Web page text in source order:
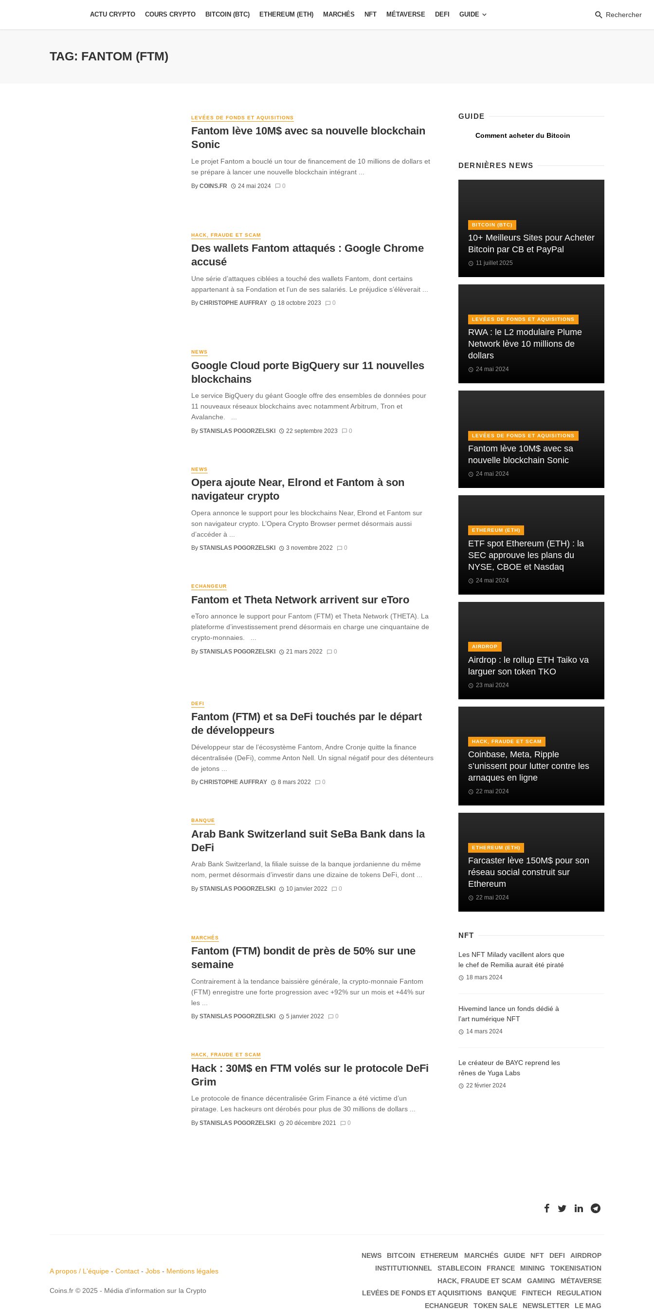
ACTU CRYPTO COURS CRYPTO BITCOIN (BTC) ETHEREUM (ETH) MARCHÉS NFT MÉTAVERSE DEFI GUIDE Rechercher
TAG: FANTOM (FTM)
LEVÉES DE FONDS ET AQUISITIONS
Fantom lève 10M$ avec sa nouvelle blockchain
Sonic
Le projet Fantom a bouclé un tour de financement de 10 millions de dollars et
se prépare à lancer une nouvelle blockchain intégrant ...
By COINS.FR 24 mai 2024 0
HACK, FRAUDE ET SCAM
Des wallets Fantom attaqués : Google Chrome
accusé
Une série d’attaques ciblées a touché des wallets Fantom, dont certains
appartenant à sa Fondation et l’un de ses salariés. Le préjudice s’élèverait ...
By CHRISTOPHE AUFFRAY 18 octobre 2023 0
NEWS
Google Cloud porte BigQuery sur 11 nouvelles
blockchains
Le service BigQuery du géant Google offre des ensembles de données pour
11 nouveaux réseaux blockchains avec notamment Arbitrum, Tron et
Avalanche. ...
By STANISLAS POGORZELSKI 22 septembre 2023 0
NEWS
Opera ajoute Near, Elrond et Fantom à son
navigateur crypto
Opera annonce le support pour les blockchains Near, Elrond et Fantom sur
son navigateur crypto. L’Opera Crypto Browser permet désormais aussi
d’accéder à ...
By STANISLAS POGORZELSKI 3 novembre 2022 0
ECHANGEUR
Fantom et Theta Network arrivent sur eToro
eToro annonce le support pour Fantom (FTM) et Theta Network (THETA). La
plateforme d’investissement prend désormais en charge une cinquantaine de
crypto-monnaies. ...
By STANISLAS POGORZELSKI 21 mars 2022 0
DEFI
Fantom (FTM) et sa DeFi touchés par le départ
de développeurs
Développeur star de l’écosystème Fantom, Andre Cronje quitte la finance
décentralisée (DeFi), comme Anton Nell. Un signal négatif pour des détenteurs
de jetons ...
By CHRISTOPHE AUFFRAY 8 mars 2022 0
BANQUE
Arab Bank Switzerland suit SeBa Bank dans la
DeFi
Arab Bank Switzerland, la filiale suisse de la banque jordanienne du même
nom, permet désormais d’investir dans une dizaine de tokens DeFi, dont ...
By STANISLAS POGORZELSKI 10 janvier 2022 0
MARCHÉS
Fantom (FTM) bondit de près de 50% sur une
semaine
Contrairement à la tendance baissière générale, la crypto-monnaie Fantom
(FTM) enregistre une forte progression avec +92% sur un mois et +44% sur
les ...
By STANISLAS POGORZELSKI 5 janvier 2022 0
HACK, FRAUDE ET SCAM
Hack : 30M$ en FTM volés sur le protocole DeFi
Grim
Le protocole de finance décentralisée Grim Finance a été victime d’un
piratage. Les hackeurs ont dérobés pour plus de 30 millions de dollars ...
By STANISLAS POGORZELSKI 20 décembre 2021 0
GUIDE
Comment acheter du Bitcoin
DERNIÈRES NEWS
BITCOIN (BTC)
10+ Meilleurs Sites pour Acheter
Bitcoin par CB et PayPal
11 juillet 2025
LEVÉES DE FONDS ET AQUISITIONS
RWA : le L2 modulaire Plume
Network lève 10 millions de
dollars
24 mai 2024
LEVÉES DE FONDS ET AQUISITIONS
Fantom lève 10M$ avec sa
nouvelle blockchain Sonic
24 mai 2024
ETHEREUM (ETH)
ETF spot Ethereum (ETH) : la
SEC approuve les plans du
NYSE, CBOE et Nasdaq
24 mai 2024
AIRDROP
Airdrop : le rollup ETH Taiko va
larguer son token TKO
23 mai 2024
HACK, FRAUDE ET SCAM
Coinbase, Meta, Ripple
s’unissent pour lutter contre les
arnaques en ligne
22 mai 2024
ETHEREUM (ETH)
Farcaster lève 150M$ pour son
réseau social construit sur
Ethereum
22 mai 2024
NFT
Les NFT Milady vacillent alors que
le chef de Remilia aurait été piraté
18 mars 2024
Hivemind lance un fonds dédié à
l’art numérique NFT
14 mars 2024
Le créateur de BAYC reprend les
rênes de Yuga Labs
22 février 2024
A propos / L'équipe - Contact - Jobs - Mentions légales
Coins.fr © 2025 - Média d'information sur la Crypto
NEWS BITCOIN ETHEREUM MARCHÉS GUIDE NFT DEFI
AIRDROP
INSTITUTIONNEL
STABLECOIN FRANCE MINING
TOKENISATION
HACK, FRAUDE ET SCAM
GAMING
MÉTAVERSE
LEVÉES DE FONDS ET AQUISITIONS
BANQUE FINTECH
REGULATION
ECHANGEUR
TOKEN SALE NEWSLETTER LE MAG